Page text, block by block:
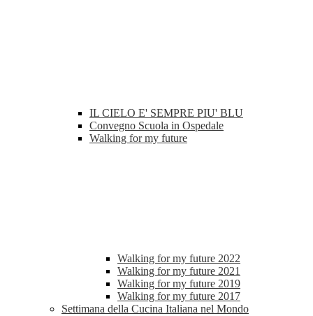
IL CIELO E' SEMPRE PIU' BLU
Convegno Scuola in Ospedale
Walking for my future
Walking for my future 2022
Walking for my future 2021
Walking for my future 2019
Walking for my future 2017
Settimana della Cucina Italiana nel Mondo